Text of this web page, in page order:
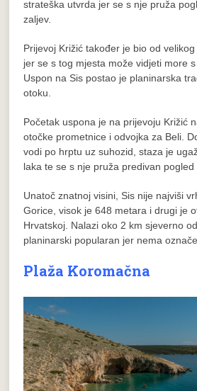
strateška utvrda jer se s nje pruža
zaljev.
Prijevoj Križić također je bio od
jer se s tog mjesta može vidjeti more
Uspon na Sis postao je planinarska
otoku.
Početak uspona je na prijevoju Križić
otočke prometnice i odvojka za Beli.
vodi po hrptu uz suhozid, staza je
laka te se s nje pruža predivan
Unatoč znatnoj visini, Sis nije najviši
Gorice, visok je 648 metara i drugi je
Hrvatskoj. Nalazi oko 2 km sjeverno
planinarski popularan jer nema
Plaža Koromačna